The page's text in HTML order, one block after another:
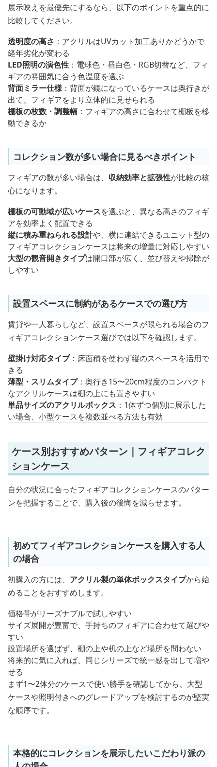
展示映えを最優先にするなら、以下のポイントを重点的に
比較してください。
透明度の高さ ：アクリルはUVカット加工ありかどうかで
経年劣化が変わる
LED照明の演色性 ：電球色・昼白色・RGB切替など、フィ
ギアの雰囲気に合う色温度を選ぶ
背面ミラー仕様：背面が鏡になっているケースは奥行きが
出て、フィギアをより立体的に見せられる
棚板の枚数・調整幅 ：フィギアの高さに合わせて棚板を移
動できるか
コレクション数が多い場合に見るべきポイント
フィギアの数が多い場合は、 収納効率と拡張性が比較の核
心になります。
棚板の可動域が広いケースを選ぶと、異なる高さのフィギ
アを効率よく配置できる
縦に積み重ねられる設計や、横に連結できるユニット型の
フィギアコレクションケースは将来の増量に対応しやすい
大型の観音開きタイプは開口部が広く、並び替えや掃除が
しやすい
設置スペースに制約があるケースでの選び方
賃貸や一人暮らしなど、設置スペースが限られる場合のフ
ィギアコレクションケース選びでは以下を確認します。
壁掛け対応タイプ：床面積を使わず縦のスペースを活用で
きる
薄型・スリムタイプ：奥行き15〜20cm程度のコンパクト
なアクリルケースは棚の上にも置きやすい
単品サイズのアクリルボックス ：1体ずつ個別に展示した
い場合、小型ケースを複数並べる方法も有効
ケース別おすすめパターン｜フィギアコレク
ションケース
自分の状況に合ったフィギアコレクションケースのパター
ンを把握することで、購入後の後悔を減らせます。
初めてフィギアコレクションケースを購入する人
の場合
初購入の方には、 アクリル製の単体ボックスタイプから始
めることをおすすめします。
価格帯がリーズナブルで試しやすい
サイズ展開が豊富で、手持ちのフィギアに合わせて選びや
すい
設置場所を選ばず、棚の上や机の上など場所を問わない
将来的に気に入れば、同じシリーズで統一感を出して増や
せる
まず1〜2体分のケースで使い勝手を確認してから、大型
ケースや照明付きへのグレードアップを検討するのが堅実
な順序です。
本格的にコレクションを展示したいこだわり派の